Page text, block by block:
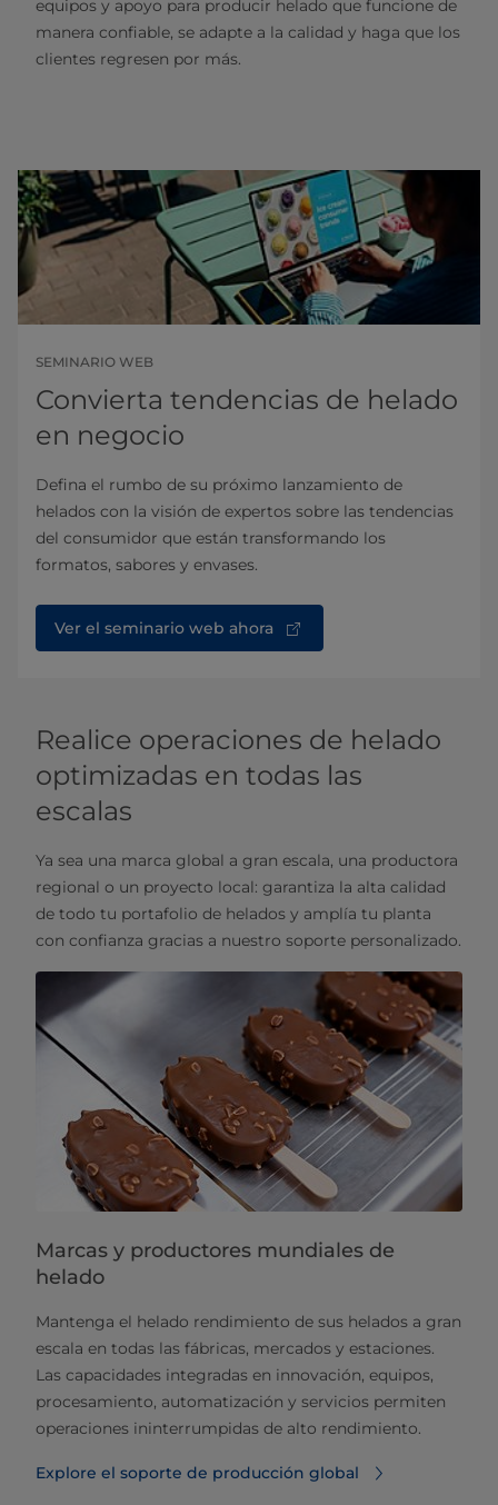
equipos y apoyo para producir helado que funcione de
manera confiable, se adapte a la calidad y haga que los
clientes regresen por más.
SEMINARIO WEB
Convierta tendencias de helado
en negocio
Defina el rumbo de su próximo lanzamiento de
helados con la visión de expertos sobre las tendencias
del consumidor que están transformando los
formatos, sabores y envases.
Ver el seminario web ahora
Realice operaciones de helado
optimizadas en todas las
escalas
Ya sea una marca global a gran escala, una productora
regional o un proyecto local: garantiza la alta calidad
de todo tu portafolio de helados y amplía tu planta
con confianza gracias a nuestro soporte personalizado.
Marcas y productores mundiales de
helado
Mantenga el helado rendimiento de sus helados a gran
escala en todas las fábricas, mercados y estaciones.
Las capacidades integradas en innovación, equipos,
procesamiento, automatización y servicios permiten
operaciones ininterrumpidas de alto rendimiento.
Explore el soporte de producción global